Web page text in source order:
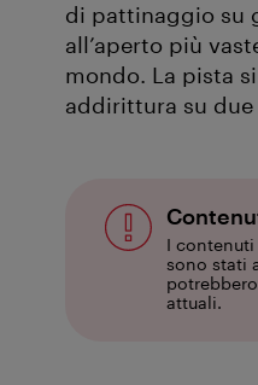
di pattinaggio su
all’aperto più
mondo. La pista
addirittura su
I
sono stati
attuali.